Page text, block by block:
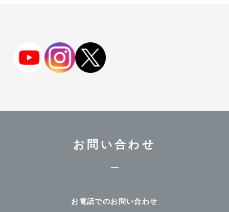
お問い合わせ
お電話でのお問い合わせ